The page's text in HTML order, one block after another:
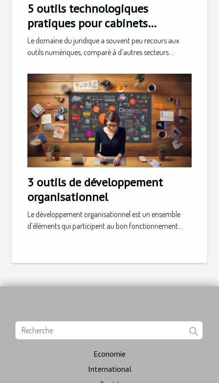
5 outils technologiques
pratiques pour cabinets
d'avocats
Le domaine du juridique a souvent peu recours aux
outils numériques, comparé à d’autres secteurs....
3 outils de développement
organisationnel
Le développement organisationnel est un ensemble
d’éléments qui participent au bon fonctionnement...
Economie
International